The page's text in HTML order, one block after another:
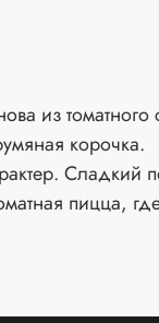
из
корочка.
Сладкий
пицца,